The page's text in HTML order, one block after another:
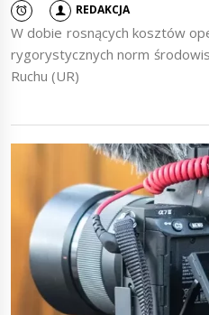
REDAKCJA
W dobie rosnących kosztów
rygorystycznych norm
Ruchu (UR)